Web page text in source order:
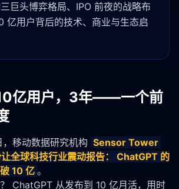
巨头博弈格局、IPO 前夜的战略布
亿用户背后的技术、商业与生态启
亿用户，3年——一个前
移动数据研究机构 Sensor Tower
全球科技行业震动报告： ChatGPT 的
10 亿。
ChatGPT 从发布到 10 亿月活，用时